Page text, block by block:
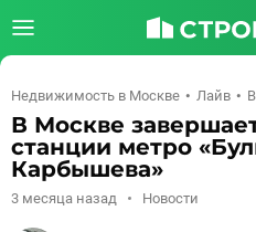
Недвижимость в Москве Лайв
В Москве
станции метро
Карбышева»
3 месяца назад Новости